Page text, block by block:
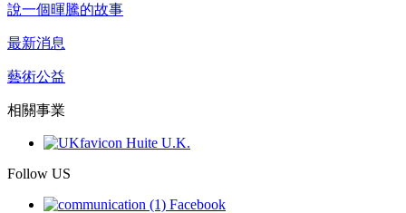
說一個暉騰的故事
最新消息
藝術公益
相關事業
Huite U.K.
Follow US
Facebook